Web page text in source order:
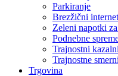
Parkiranje
Brezžični internet
Zeleni napotki
Podnebne
Trajnostni
Trajnostne
Trgovina